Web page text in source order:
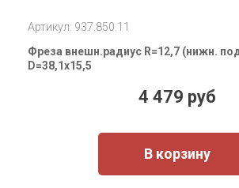
Артикул: 937.850.11
Фреза внешн.радиус R=12,7 (нижн.
D=38,1x15,5
4 479 руб
В корзину